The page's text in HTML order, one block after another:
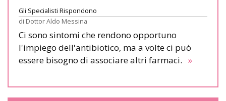
Gli Specialisti Rispondono
di Dottor Aldo Messina
Ci sono sintomi che rendono opportuno
l'impiego dell'antibiotico, ma a volte ci può
essere bisogno di associare altri farmaci. »